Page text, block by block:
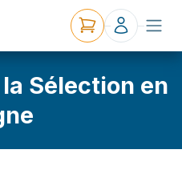
Sélection en